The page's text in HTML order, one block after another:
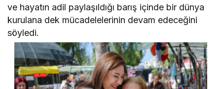
ve hayatın adil paylaşıldığı barış içinde bir dünya
kurulana dek mücadelelerinin devam edeceğini
söyledi.